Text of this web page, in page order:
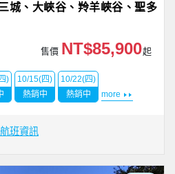
城、大峽谷、羚羊峽谷、聖多
售價 NT$85,900起
)
10/15(四)
熱銷中
10/22(四)
熱銷中
more
航班資訊